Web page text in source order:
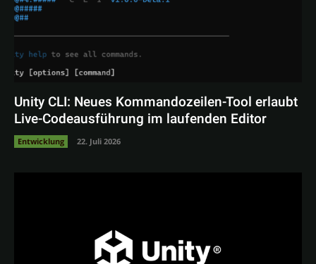
Unity CLI: Neues Kommandozeilen-Tool erlaubt
Live-Codeausführung im laufenden Editor
Entwicklung 22. Juli 2026